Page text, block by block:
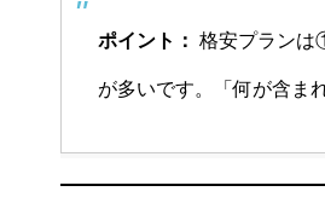
ポイント： 格安プラン
が多いです。「何が含ま